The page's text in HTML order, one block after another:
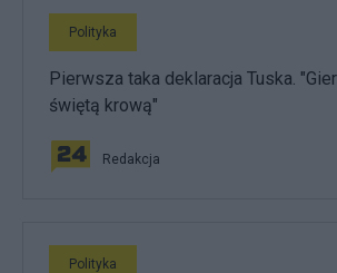
Polityka
Pierwsza taka deklaracja Tuska.
świętą krową"
Redakcja
Polityka